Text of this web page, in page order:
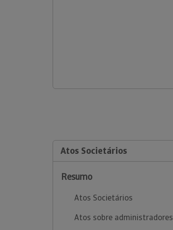
Atos Societários
Resumo
Atos Societários
Atos sobre administradores